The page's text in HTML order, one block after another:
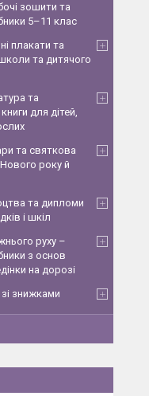
зошити та
5–11 клас
плакати та
та дитячого
та
для дітей,
та святкова
року й
та дипломи
і шкіл
руху –
з основ
на дорозі
знижками